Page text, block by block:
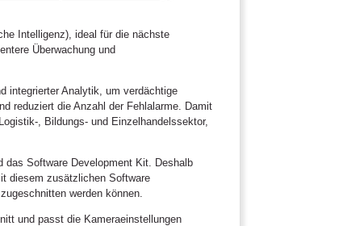
Intelligenz), ideal für die nächste
Überwachung und
integrierter Analytik, um verdächtige
reduziert die Anzahl der Fehlalarme. Damit
, Bildungs- und Einzelhandelssektor,
das Software Development Kit. Deshalb
diesem zusätzlichen Software
werden können.
und passt die Kameraeinstellungen